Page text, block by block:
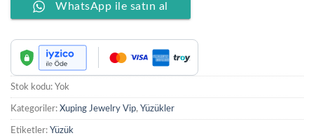
WhatsApp ile satın al
Stok kodu: Yok
Kategoriler: Xuping Jewelry Vip, Yüzükler
Etiketler: Yüzük